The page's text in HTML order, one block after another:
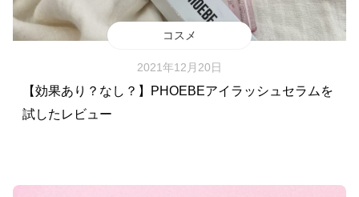
コスメ
2021年12月20日
【効果あり？なし？】PHOEBEアイラッシュセラムを
試したレビュー